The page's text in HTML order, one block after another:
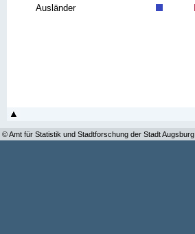
Ausländer
© Amt für Statistik und Stadtforschung der Stadt Augsburg